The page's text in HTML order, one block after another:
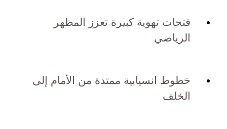
فتحات تهوية كبيرة تعزز المظهر
الرياضي
خطوط انسيابية ممتدة من الأمام إلى
الخلف